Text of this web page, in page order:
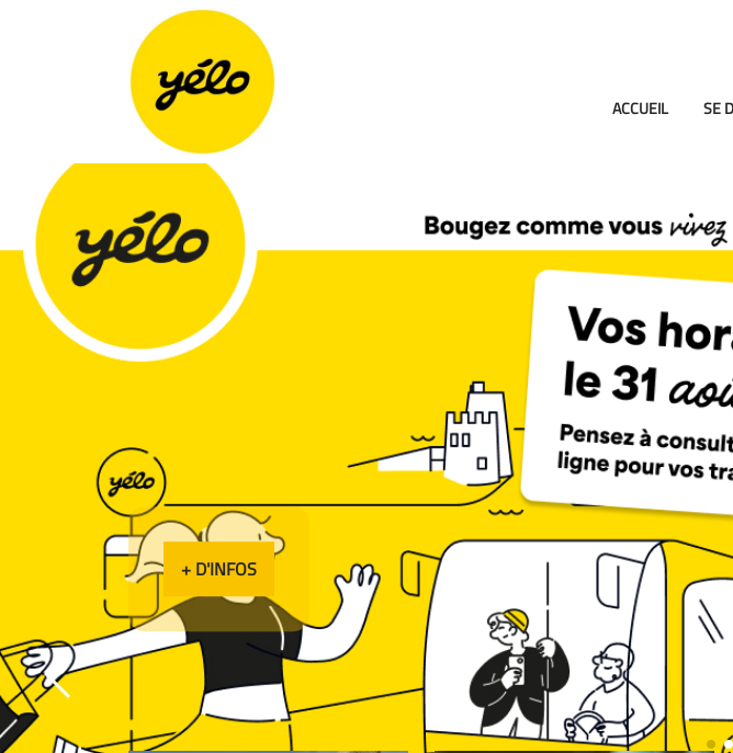
ACCUEIL SE
+ D'INFOS
Panneau de gestion des cookies